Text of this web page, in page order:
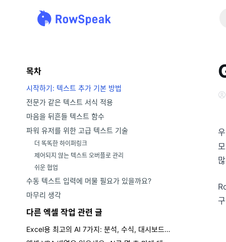
목차
시작하기: 텍스트 추가 기본 방법
전문가 같은 텍스트 서식 적용
마음을 뒤흔들 텍스트 함수
파워 유저를 위한 고급 텍스트 기술
더 똑똑한 하이퍼링크
제어되지 않는 텍스트 오버플로 관리
쉬운 협업
수동 텍스트 입력에 머물 필요가 있을까요?
마무리 생각
다른 엑셀 작업 관련 글
Excel용 최고의 AI 7가지: 분석, 수식, 대시보드, 보고서